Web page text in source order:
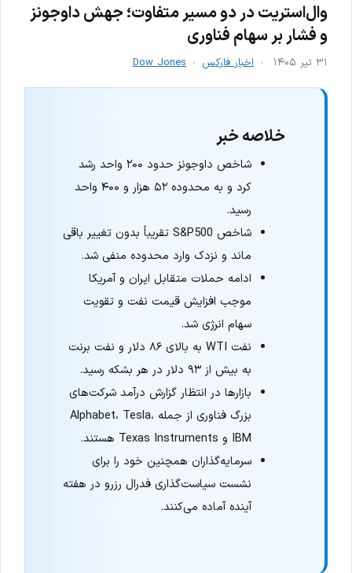
وال‌استریت در دو مسیر متفاوت؛ جهش داوجونز
و فشار بر سهام فناوری
۳۱ تیر ۱۴۰۵ اخبار فارکس Dow Jones
خلاصه خبر
شاخص داوجونز حدود ۲۰۰ واحد رشد
کرد و به محدوده ۵۲ هزار و ۴۰۰ واحد
رسید.
شاخص S&P500 تقریباً بدون تغییر باقی
ماند و نزدک وارد محدوده منفی شد.
ادامه حملات متقابل ایران و آمریکا
موجب افزایش قیمت نفت و تقویت
سهام انرژی شد.
نفت WTI به بالای ۸۶ دلار و نفت برنت
به بیش از ۹۳ دلار در هر بشکه رسید.
بازارها در انتظار گزارش درآمد شرکت‌های
بزرگ فناوری از جمله Alphabet، Tesla،
IBM و Texas Instruments هستند.
سرمایه‌گذاران همچنین خود را برای
نشست سیاست‌گذاری فدرال رزرو در هفته
آینده آماده می‌کنند.